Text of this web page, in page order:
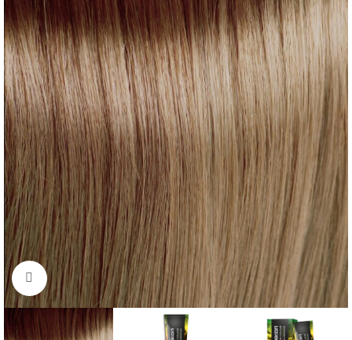
Click to enlarge